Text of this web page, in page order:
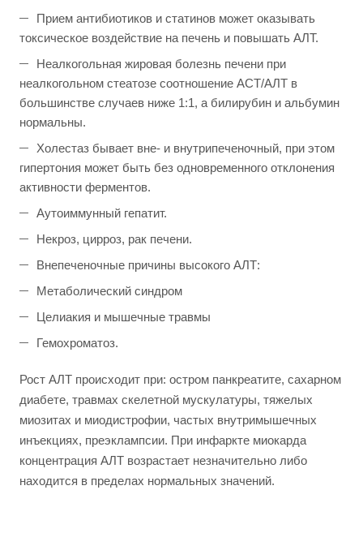
Прием антибиотиков и статинов может оказывать
токсическое воздействие на печень и повышать АЛТ.
Неалкогольная жировая болезнь печени при
неалкогольном стеатозе соотношение АСТ/АЛТ в
большинстве случаев ниже 1:1, а билирубин и альбумин
нормальны.
Холестаз бывает вне- и внутрипеченочный, при этом
гипертония может быть без одновременного отклонения
активности ферментов.
Аутоиммунный гепатит.
Некроз, цирроз, рак печени.
Внепеченочные причины высокого АЛТ:
Метаболический синдром
Целиакия и мышечные травмы
Гемохроматоз.
Рост АЛТ происходит при: остром панкреатите, сахарном
диабете, травмах скелетной мускулатуры, тяжелых
миозитах и миодистрофии, частых внутримышечных
инъекциях, преэклампсии. При инфаркте миокарда
концентрация АЛТ возрастает незначительно либо
находится в пределах нормальных значений.